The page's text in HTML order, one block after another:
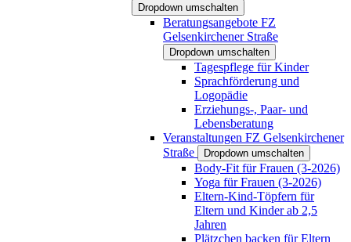
Dropdown umschalten
Beratungsangebote FZ
Gelsenkirchener Straße
Dropdown umschalten
Tagespflege für Kinder
Sprachförderung und
Logopädie
Erziehungs-, Paar- und
Lebensberatung
Veranstaltungen FZ Gelsenkirchener
Straße
Dropdown umschalten
Body-Fit für Frauen (3-2026)
Yoga für Frauen (3-2026)
Eltern-Kind-Töpfern für
Eltern und Kinder ab 2,5
Jahren
Plätzchen backen für Eltern